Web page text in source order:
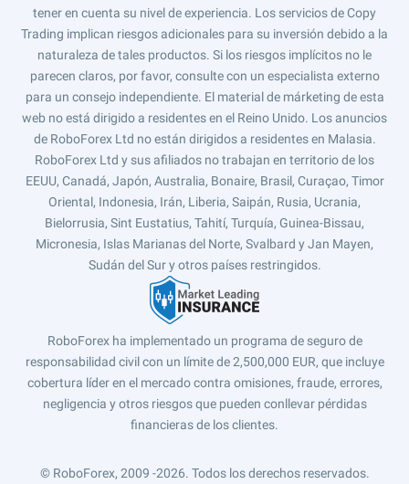
tener en cuenta su nivel de experiencia. Los servicios de Copy
Trading implican riesgos adicionales para su inversión debido a la
naturaleza de tales productos. Si los riesgos implícitos no le
parecen claros, por favor, consulte con un especialista externo
para un consejo independiente. El material de márketing de esta
web no está dirigido a residentes en el Reino Unido. Los anuncios
de RoboForex Ltd no están dirigidos a residentes en Malasia.
RoboForex Ltd y sus afiliados no trabajan en territorio de los
EEUU, Canadá, Japón, Australia, Bonaire, Brasil, Curaçao, Timor
Oriental, Indonesia, Irán, Liberia, Saipán, Rusia, Ucrania,
Bielorrusia, Sint Eustatius, Tahití, Turquía, Guinea-Bissau,
Micronesia, Islas Marianas del Norte, Svalbard y Jan Mayen,
Sudán del Sur y otros países restringidos.
RoboForex ha implementado un programa de seguro de
responsabilidad civil con un límite de 2,500,000 EUR, que incluye
cobertura líder en el mercado contra omisiones, fraude, errores,
negligencia y otros riesgos que pueden conllevar pérdidas
financieras de los clientes.
© RoboForex, 2009 -2026. Todos los derechos reservados.